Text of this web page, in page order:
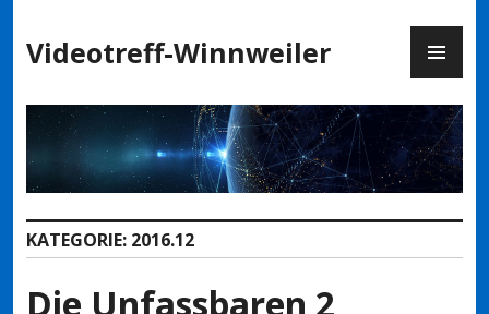
Inhalt
springen
Videotreff-Winnweiler
KATEGORIE: 2016.12
Die Unfassbaren 2